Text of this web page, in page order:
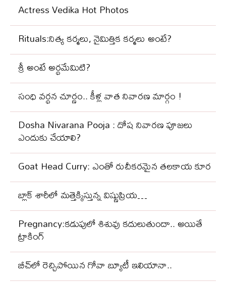
Actress Vedika Hot Photos
Rituals:నిత్య కర్మలు, నైమిత్తిక కర్మలు అంటే?
శ్రీ అంటే అర్థమేమిటి?
సంధి వ‌ర్థ‌న చూర్ణం.. కీళ్ల వాత నివార‌ణ మార్గం !
Dosha Nivarana Pooja : దోష నివారణ పూజలు
ఎందుకు చేయాలి?
Goat Head Curry: ఎంతో రుచీకరమైన తలకాయ కూర
బ్లాక్‌ శారీలో మత్తెక్కిస్తున్న విష్ణుప్రియ…
Pregnancy:కడుపులో శిశువు కదులుతుందా.. అయితే
ట్రాకింగ్
బీచ్‌లో రెచ్చిపోయిన గోవా బ్యూటీ ఇలియానా..